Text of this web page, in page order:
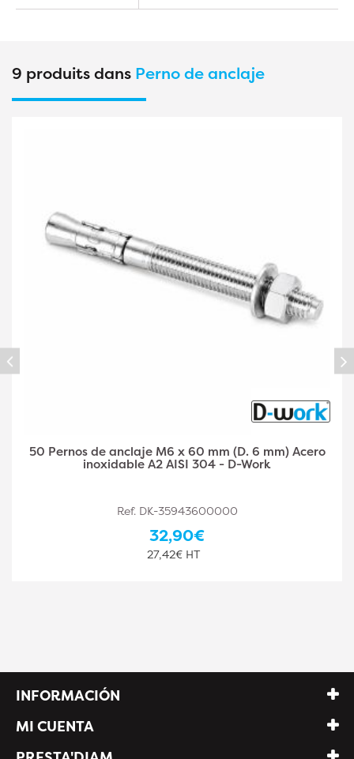
9 produits dans Perno de anclaje
50 Tornillos de anclaje M6 x 80 mm (D. 6 mm) Acero
inoxidable A2 AISI 304 - D-Work
Ref. DK-35943600001
35,10€
29,25€ HT
INFORMACIÓN
MI CUENTA